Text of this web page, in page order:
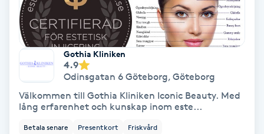
Gravidyoga
Gruppträning
Gua Sha-massage
Gothia Kliniken
4.9
Odinsgatan 6 Göteborg, Göteborg
Välkommen till Gothia Kliniken Iconic Beauty. Med
lång erfarenhet och kunskap inom este...
Betala senare Presentkort Friskvård